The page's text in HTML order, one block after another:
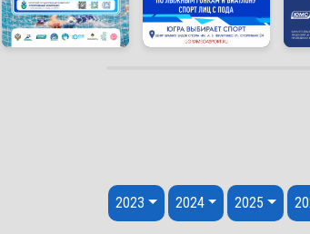
Перейти к содержанию
2023 2024 2025